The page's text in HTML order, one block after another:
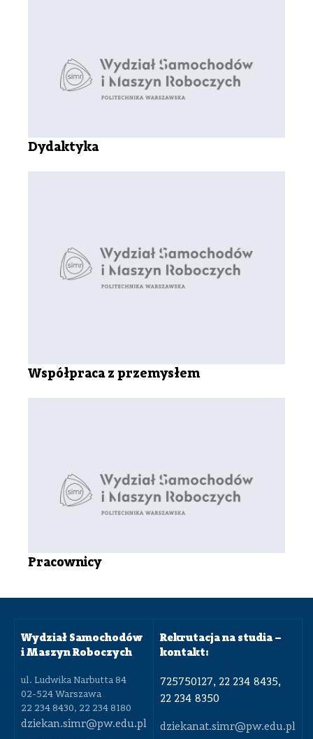
Dydaktyka
Współpraca z przemysłem
Pracownicy
Wydział Samochodów
i Maszyn Roboczych
ul. Ludwika Narbutta 84
02-524 Warszawa
22 234 8430, 22 234 8180
dziekan.simr@pw.edu.pl
Rekrutacja na studia –
kontakt:
725750127, 22 234 8435,
22 234 8350
dziekanat.simr@pw.edu.pl